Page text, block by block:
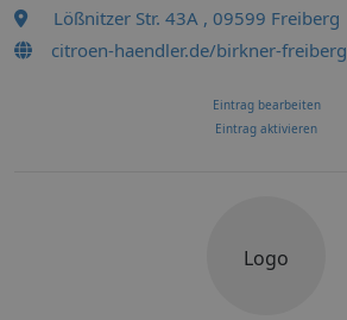
Lößnitzer Str. 43A , 09599 Freiberg
citroen-haendler.de/birkner-freiberg
Eintrag bearbeiten
Eintrag aktivieren
Logo